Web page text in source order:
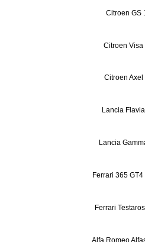
Citroen GS
Citroen Visa
Citroen Axel
Lancia
Lancia
Ferrari 365
Ferrari
Alfa Romeo